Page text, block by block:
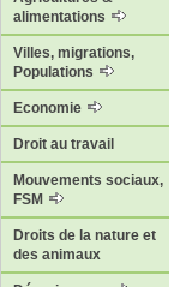
alimentations
Villes, migrations,
Populations
Economie
Droit au travail
Mouvements sociaux,
FSM
Droits de la nature et
des animaux